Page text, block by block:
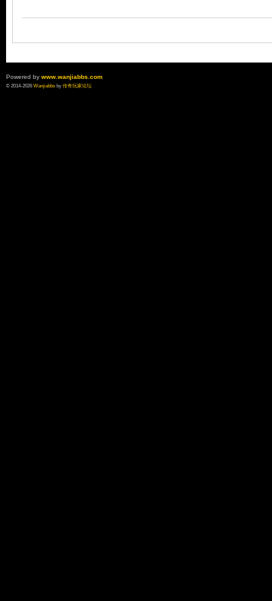
论
Powered by www.wanjiabbs.com
© 2014-2026 Wanjiabbs by 传奇玩家论坛